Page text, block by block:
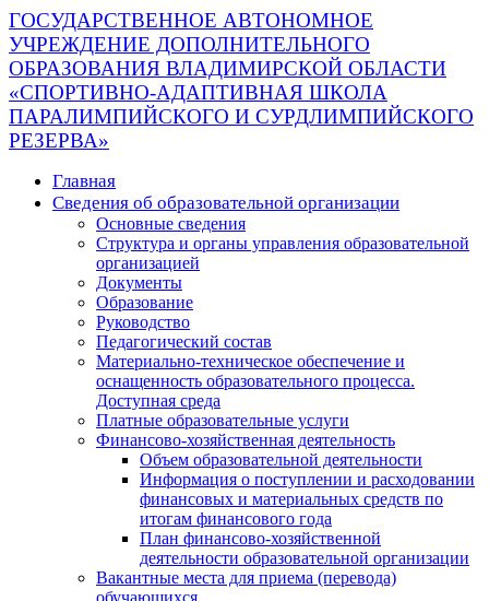
ГОСУДАРСТВЕННОЕ АВТОНОМНОЕ
УЧРЕЖДЕНИЕ ДОПОЛНИТЕЛЬНОГО
ОБРАЗОВАНИЯ ВЛАДИМИРСКОЙ ОБЛАСТИ
«СПОРТИВНО-АДАПТИВНАЯ ШКОЛА
ПАРАЛИМПИЙСКОГО И СУРДЛИМПИЙСКОГО
РЕЗЕРВА»
Главная
Сведения об образовательной организации
Основные сведения
Структура и органы управления образовательной
организацией
Документы
Образование
Руководство
Педагогический состав
Материально-техническое обеспечение и
оснащенность образовательного процесса.
Доступная среда
Платные образовательные услуги
Финансово-хозяйственная деятельность
Объем образовательной деятельности
Информация о поступлении и расходовании
финансовых и материальных средств по
итогам финансового года
План финансово-хозяйственной
деятельности образовательной организации
Вакантные места для приема (перевода)
обучающихся